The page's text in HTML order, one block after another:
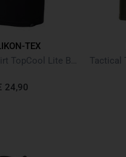
TEX
24,90